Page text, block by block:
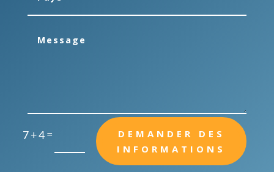
7 + 4=
DEMANDER DES
INFORMATIONS